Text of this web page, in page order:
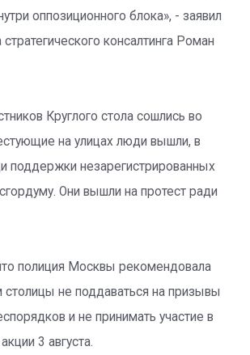
оппозиционного блока», - заявил
консалтинга Роман
Круглого стола сошлись во
на улицах люди вышли, в
поддержки незарегистрированных
Они вышли на протест ради
полиция Москвы рекомендовала
столицы не поддаваться на призывы
и не принимать участие в
3 августа.